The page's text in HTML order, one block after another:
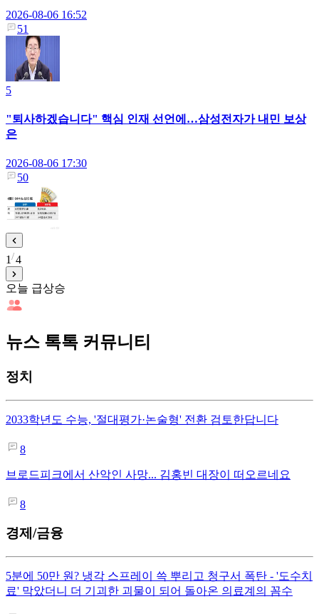
2026-08-06 16:52
51
5
"퇴사하겠습니다" 핵심 인재 선언에…삼성전자가 내민 보상
은
2026-08-06 17:30
50
1 4
오늘 급상승
뉴스 톡톡 커뮤니티
정치
2033학년도 수능, '절대평가·논술형' 전환 검토한답니다
8
브로드피크에서 산악인 사망... 김홍빈 대장이 떠오르네요
8
경제/금융
5분에 50만 원? 냉각 스프레이 쓱 뿌리고 청구서 폭탄 - '도수치
료' 막았더니 더 기괴한 괴물이 되어 돌아온 의료계의 꼼수